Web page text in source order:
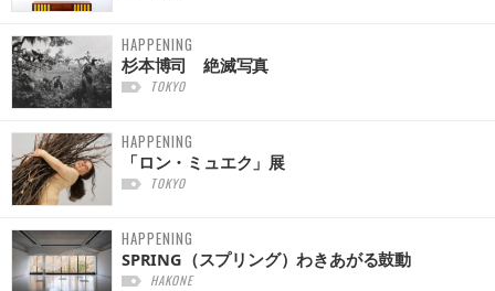
HAPPENING
杉本博司 絶滅写真
TOKYO
HAPPENING
「ロン・ミュエク」展
TOKYO
HAPPENING
SPRING（スプリング）わきあがる鼓動
HAKONE